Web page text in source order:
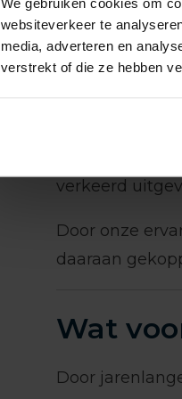
websiteverkeer te
media, adverteren en
verstrekt of die ze hebben
Fouten in
onder vloeren
Dichte
funderingen.
verkeerd
Door onze
daaraan
Wat
Door